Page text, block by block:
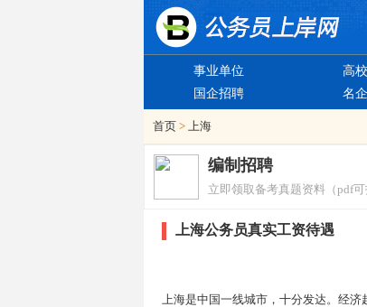
事业单位 高
国企招聘
名
首页 > 上海
编制招聘
立即领取备考真题资料（pdf
上海公务员真实工资待遇
上海是中国一线城市，十分发达。经